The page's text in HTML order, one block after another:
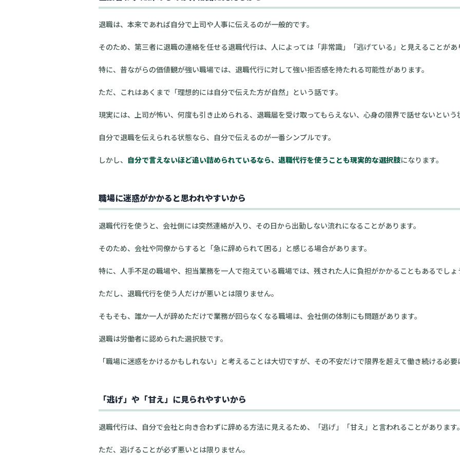
退職は、本来であれば自分で上司や人事に伝えるのが一般的です。
そのため、第三者に退職の連絡を任せる退職代行は、人によっては「非常識」「逃げている」と見えることがあ
特に、昔ながらの価値観が強い職場では、退職代行に対して強い拒否感を持たれる可能性があります。
ただ、これはあくまで「理想的には自分で伝えた方が自然」という話です。
現実には、上司が怖い、何度も引き止められる、退職届を受け取ってもらえない、心身の限界で話せないという
自分で退職を伝えられる状態なら、自分で伝えるのが一番シンプルです。
しかし、 自分で言えないほど追い詰められているなら、退職代行を使うことも現実的な選択肢になります。
職場に迷惑がかかると思われやすいから
退職代行を使うと、会社側には突然連絡が入り、その日から出勤しない流れになることがあります。
そのため、会社や同僚からすると「急に辞められて困る」と感じる場合があります。
特に、人手不足の職場や、担当業務を一人で抱えている職場では、残された人に負担がかかることもあるでしょ
ただし、退職代行を使う人だけが悪いとは限りません。
そもそも、誰か一人が辞めただけで業務が回らなくなる職場は、会社側の体制にも問題があります。
退職は労働者に認められた選択肢です。
「職場に迷惑をかけるかもしれない」と考えることは大切ですが、その不安だけで限界を超えて働き続ける必
「逃げ」や「甘え」に見られやすいから
退職代行は、自分で会社と向き合わずに辞める方法に見えるため、「逃げ」「甘え」と言われることがあります
ただ、逃げることが必ず悪いとは限りません。